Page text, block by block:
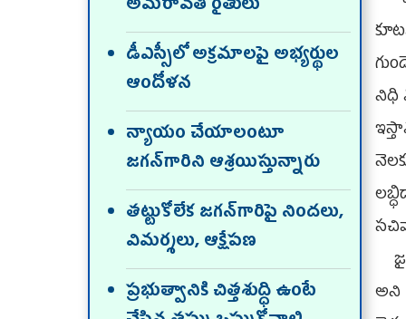
డీఎస్సీలో అక్రమాలపై అభ్యర్థుల
ఆందోళన
న్యాయం చేయాలంటూ
జగన్‌గారిని ఆశ్రయిస్తున్నారు
తట్టుకోలేక జగన్‌గారిపై నిందలు,
విమర్శలు, ఆక్షేపణ
ప్రభుత్వానికి చిత్తశుద్ధి ఉంటే
నిధి